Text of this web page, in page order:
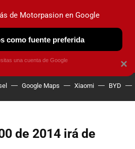
OBSERVATORIO
Google Maps Xiaomi BYD
de 2014 irá de
×
de Motorpasion en Google
como fuente preferida
una cuenta de Google